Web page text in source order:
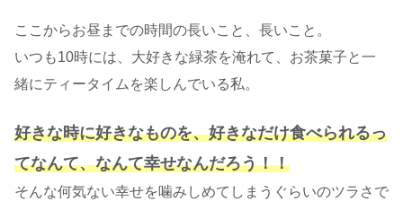
ここからお昼までの時間の長いこと、長いこと。
いつも10時には、大好きな緑茶を淹れて、お茶菓子と一
緒にティータイムを楽しんでいる私。
好きな時に好きなものを、好きなだけ食べられるっ
てなんて、なんて幸せなんだろう！！
そんな何気ない幸せを噛みしめてしまうぐらいのツラさで